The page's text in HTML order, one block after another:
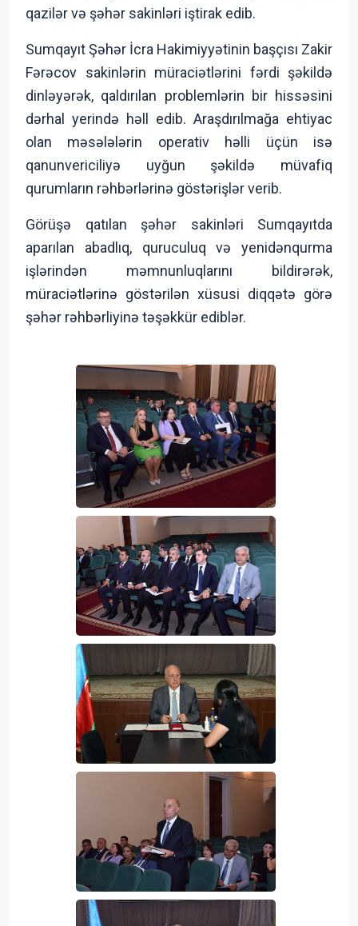
qazilər və şəhər sakinləri iştirak edib.
Sumqayıt Şəhər İcra Hakimiyyətinin başçısı Zakir
Fərəcov sakinlərin müraciətlərini fərdi şəkildə
dinləyərək, qaldırılan problemlərin bir hissəsini
dərhal yerində həll edib. Araşdırılmağa ehtiyac
olan məsələlərin operativ həlli üçün isə
qanunvericiliyə uyğun şəkildə müvafiq
qurumların rəhbərlərinə göstərişlər verib.
Görüşə qatılan şəhər sakinləri Sumqayıtda
aparılan abadlıq, quruculuq və yenidənqurma
işlərindən məmnunluqlarını bildirərək,
müraciətlərinə göstərilən xüsusi diqqətə görə
şəhər rəhbərliyinə təşəkkür ediblər.